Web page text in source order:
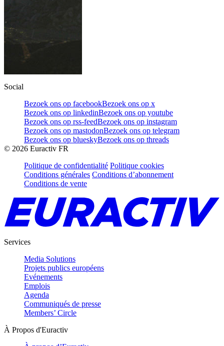
Social
Bezoek ons op facebookBezoek ons op x
Bezoek ons op linkedinBezoek ons op youtube
Bezoek ons op rss-feedBezoek ons op instagram
Bezoek ons op mastodonBezoek ons op telegram
Bezoek ons op blueskyBezoek ons op threads
© 2026 Euractiv FR
Politique de confidentialité Politique cookies
Conditions générales Conditions d’abonnement
Conditions de vente
Services
Media Solutions
Projets publics européens
Evénements
Emplois
Agenda
Communiqués de presse
Members’ Circle
À Propos d'Euractiv